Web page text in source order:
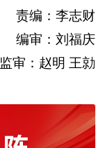
责编：李志财
编审：刘福庆
监审：赵明 王勍